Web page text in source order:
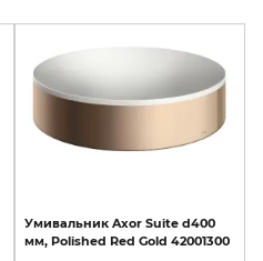
Умивальник Axor Suite d400
мм, Polished Red Gold 42001300